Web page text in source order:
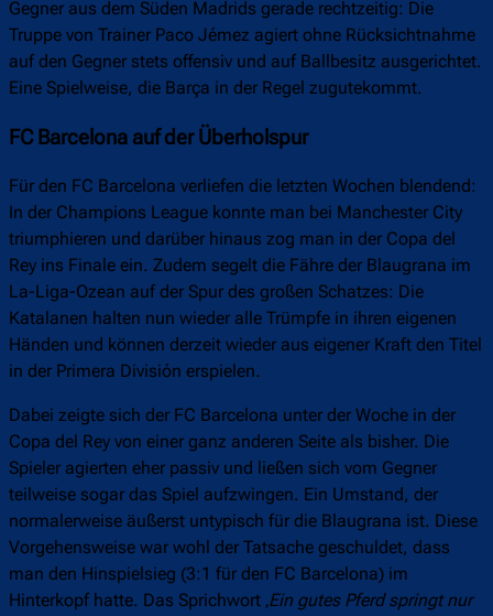
Gegner aus dem Süden Madrids gerade rechtzeitig: Die
Truppe von Trainer Paco Jémez agiert ohne Rücksichtnahme
auf den Gegner stets offensiv und auf Ballbesitz ausgerichtet.
Eine Spielweise, die Barça in der Regel zugutekommt.
FC Barcelona auf der Überholspur
Für den FC Barcelona verliefen die letzten Wochen blendend:
In der Champions League konnte man bei Manchester City
triumphieren und darüber hinaus zog man in der Copa del
Rey ins Finale ein. Zudem segelt die Fähre der Blaugrana im
La-Liga-Ozean auf der Spur des großen Schatzes: Die
Katalanen halten nun wieder alle Trümpfe in ihren eigenen
Händen und können derzeit wieder aus eigener Kraft den Titel
in der Primera División erspielen.
Dabei zeigte sich der FC Barcelona unter der Woche in der
Copa del Rey von einer ganz anderen Seite als bisher. Die
Spieler agierten eher passiv und ließen sich vom Gegner
teilweise sogar das Spiel aufzwingen. Ein Umstand, der
normalerweise äußerst untypisch für die Blaugrana ist. Diese
Vorgehensweise war wohl der Tatsache geschuldet, dass
man den Hinspielsieg (3:1 für den FC Barcelona) im
Hinterkopf hatte. Das Sprichwort ‚Ein gutes Pferd springt nur